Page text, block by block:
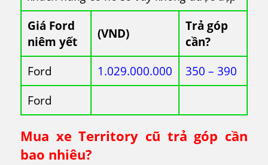
Giá Ford
niêm yết
(VND)
Trả góp
cần?
Ford
1.029.000.000
350 – 390
Ford
Mua xe Territory cũ trả góp cần
bao nhiêu?